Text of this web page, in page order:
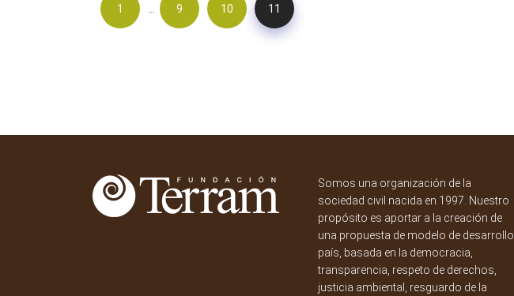
1 … 9 10 11
Somos una organización de la
sociedad civil nacida en 1997. Nuestro
propósito es aportar a la creación de
una propuesta de modelo de desarrollo
país, basada en la democracia,
transparencia, respeto de derechos,
justicia ambiental, resguardo de la